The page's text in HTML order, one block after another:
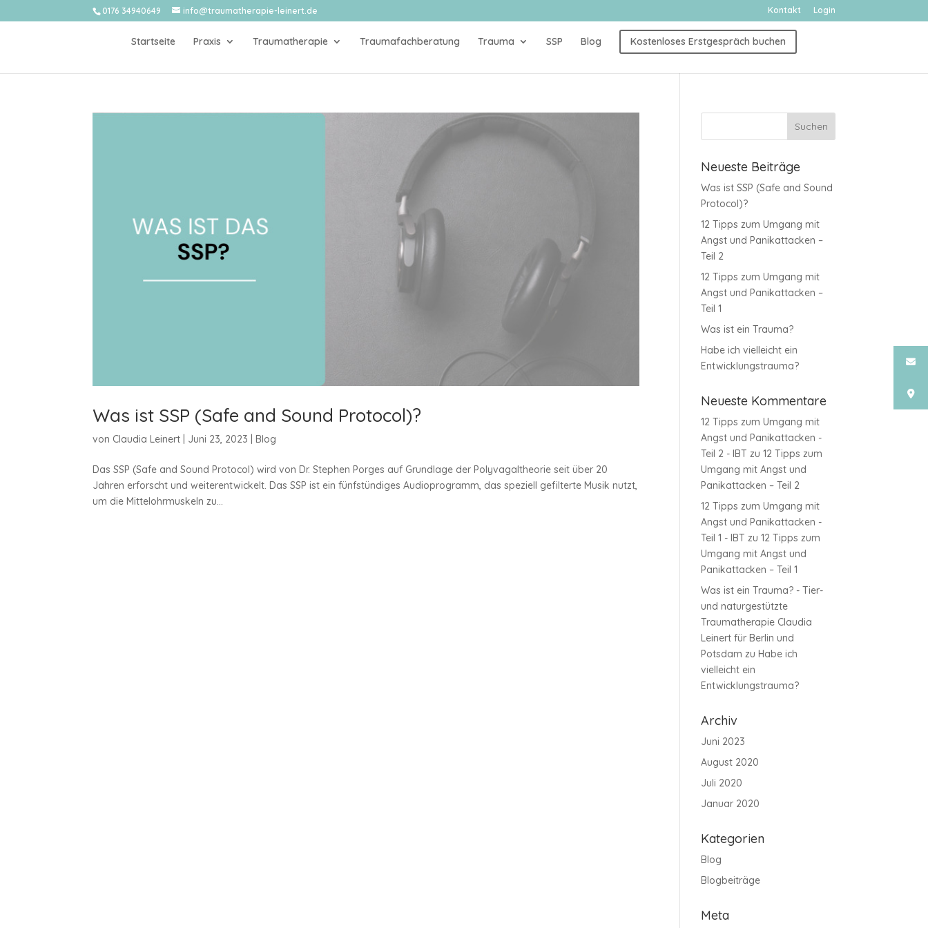
0176 34940649 info@traumatherapie-leinert.de Kontakt Login
Startseite Praxis Traumatherapie Traumafachberatung Trauma SSP Blog Kostenloses Erstgespräch buchen
Was ist SSP (Safe and Sound Protocol)?
von Claudia Leinert Juni 23, 2023 |Blog
Das SSP (Safe and Sound Protocol) wird von Dr. Stephen Porges auf Grundlage der Polyvagaltheorie seit über 20
Jahren erforscht und weiterentwickelt. Das SSP ist ein fünfstündiges Audioprogramm, das speziell gefilterte Musik nutzt,
um die Mittelohrmuskeln zu...
Neueste Beiträge
Was ist SSP (Safe and Sound
Protocol)?
12 Tipps zum Umgang mit
Angst und Panikattacken –
Teil 2
12 Tipps zum Umgang mit
Angst und Panikattacken –
Teil 1
Was ist ein Trauma?
Habe ich vielleicht ein
Entwicklungstrauma?
Neueste Kommentare
12 Tipps zum Umgang mit
Angst und Panikattacken -
Teil 2 - IBT zu12 Tipps zum
Umgang mit Angst und
Panikattacken – Teil 2
12 Tipps zum Umgang mit
Angst und Panikattacken -
Teil 1 - IBT zu12 Tipps zum
Umgang mit Angst und
Panikattacken – Teil 1
Was ist ein Trauma? - Tier-
und naturgestützte
Traumatherapie Claudia
Leinert für Berlin und
Potsdam zuHabe ich
vielleicht ein
Entwicklungstrauma?
Archiv
Juni 2023
August 2020
Juli 2020
Januar 2020
Kategorien
Blog
Blogbeiträge
Meta